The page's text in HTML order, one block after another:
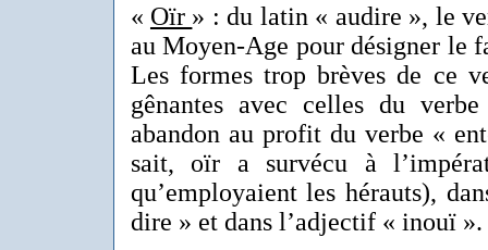
« Oïr » : du latin « audire », le
au Moyen-Age pour désigner le
Les formes trop brèves de ce
gênantes avec celles du
abandon au profit du verbe «
sait, oïr a survécu à
qu’employaient les hérauts),
dire » et dans l’adjectif « inouï ».